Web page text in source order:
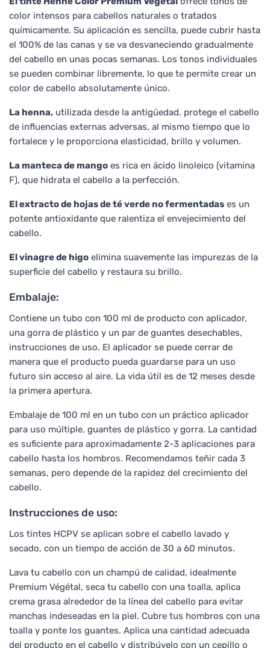
color intensos para cabellos naturales o tratados
químicamente. Su aplicación es sencilla, puede cubrir hasta
el 100% de las canas y se va desvaneciendo gradualmente
del cabello en unas pocas semanas. Los tonos individuales
se pueden combinar libremente, lo que te permite crear un
color de cabello absolutamente único.
La henna, utilizada desde la antigüedad, protege el cabello
de influencias externas adversas, al mismo tiempo que lo
fortalece y le proporciona elasticidad, brillo y volumen.
La manteca de mango es rica en ácido linoleico (vitamina
F), que hidrata el cabello a la perfección.
El extracto de hojas de té verde no fermentadas es un
potente antioxidante que ralentiza el envejecimiento del
cabello.
El vinagre de higo elimina suavemente las impurezas de la
superficie del cabello y restaura su brillo.
Embalaje:
Contiene un tubo con 100 ml de producto con aplicador,
una gorra de plástico y un par de guantes desechables,
instrucciones de uso. El aplicador se puede cerrar de
manera que el producto pueda guardarse para un uso
futuro sin acceso al aire. La vida útil es de 12 meses desde
la primera apertura.
Embalaje de 100 ml en un tubo con un práctico aplicador
para uso múltiple, guantes de plástico y gorra. La cantidad
es suficiente para aproximadamente 2-3 aplicaciones para
cabello hasta los hombros. Recomendamos teñir cada 3
semanas, pero depende de la rapidez del crecimiento del
cabello.
Instrucciones de uso:
Los tintes HCPV se aplican sobre el cabello lavado y
secado, con un tiempo de acción de 30 a 60 minutos.
Lava tu cabello con un champú de calidad, idealmente
Premium Végétal, seca tu cabello con una toalla, aplica
crema grasa alrededor de la línea del cabello para evitar
manchas indeseadas en la piel. Cubre tus hombros con una
toalla y ponte los guantes. Aplica una cantidad adecuada
del producto en el cabello y distribúyelo con un cepillo o